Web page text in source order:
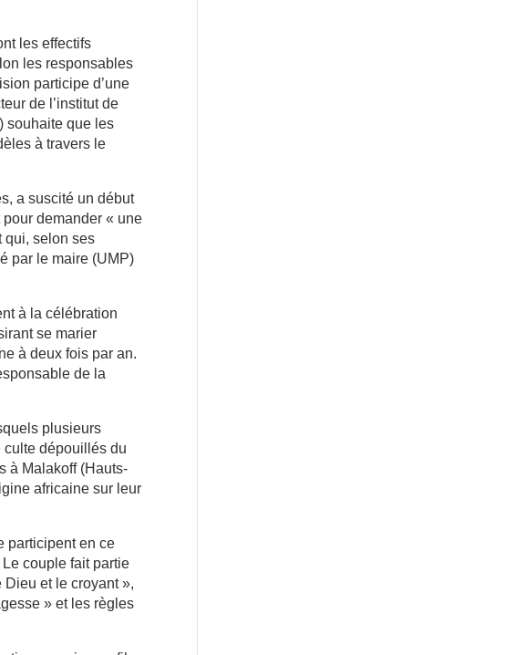
les effectifs
les responsables
participe d’une
de l’institut de
souhaite que les
à travers le
a suscité un début
demander « une
qui, selon ses
par le maire (UMP)
à la célébration
se marier
à deux fois par an.
de la
plusieurs
culte dépouillés du
à Malakoff (Hauts-
africaine sur leur
participent en ce
couple fait partie
et le croyant »,
» et les règles